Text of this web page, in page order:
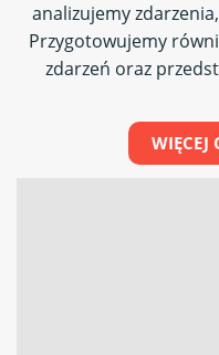
analizujemy
Przygotowujemy
zdarzeń oraz
WIĘCEJ